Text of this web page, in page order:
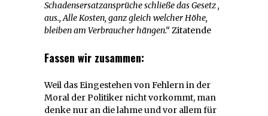
Schadensersatzan­sprüche schließe das Gesetz ,
aus., Alle Kosten, ganz gleich welcher Höhe,
bleiben am Verbraucher hängen.“Zitatende
Fassen wir zusammen:
Weil das Eingestehen von Fehlern in der
Moral der Politiker nicht vorkommt, man
denke nur an die lahme und vor allem für